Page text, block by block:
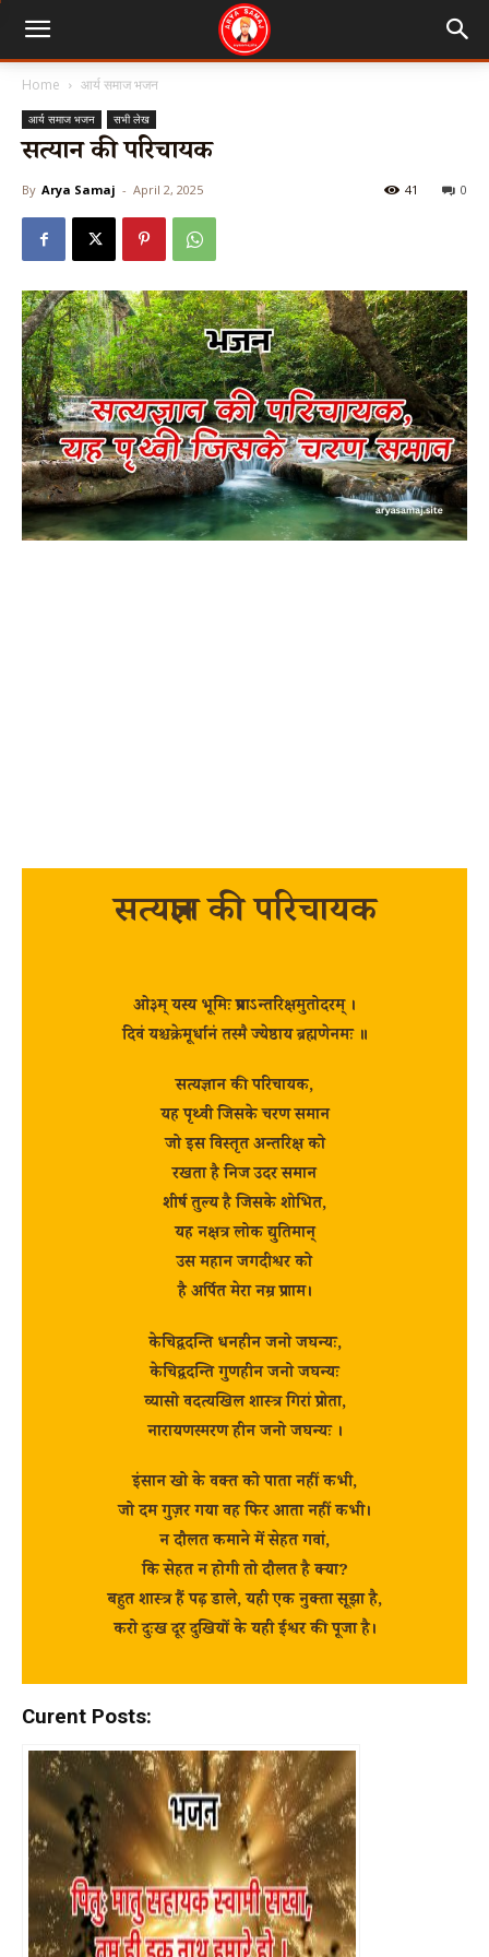
Home आर्य समाज भजन
आर्य समाज भजन सभी लेख
सत्यज्ञान की परिचायक
By Arya Samaj - April 2, 2025 0
41
सत्यज्ञान की परिचायक
ओ३म् यस्य भूमिः प्रमाऽन्तरिक्षमुतोदरम् ।
दिवं यश्चक्रेमूर्धानं तस्मै ज्येष्ठाय ब्रह्मणेनमः ॥
सत्यज्ञान की परिचायक,
यह पृथ्वी जिसके चरण समान
जो इस विस्तृत अन्तरिक्ष को
रखता है निज उदर समान
शीर्ष तुल्य है जिसके शोभित,
यह नक्षत्र लोक द्युतिमान्
उस महान जगदीश्वर को
है अर्पित मेरा नम्र प्रणाम।
केचिद्वदन्ति धनहीन जनो जघन्यः,
केचिद्वदन्ति गुणहीन जनो जघन्यः
व्यासो वदत्यखिल शास्त्र गिरां प्रणेता,
नारायणस्मरण हीन जनो जघन्यः ।
इंसान खो के वक्त को पाता नहीं कभी,
जो दम गुज़र गया वह फिर आता नहीं कभी।
न दौलत कमाने में सेहत गवां,
कि सेहत न होगी तो दौलत है क्या?
बहुत शास्त्र हैं पढ़ डाले, यही एक नुक्ता सूझा है,
करो दुःख दूर दुखियों के यही ईश्वर की पूजा है।
Curent Posts: